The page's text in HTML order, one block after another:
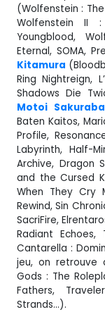
(Wolfenstein :
Wolfenstein II
Youngblood,
Eternal, SOMA,
Kitamura
Ring Nightreign,
Shadows Die
Motoi Sakuraba
Baten Kaitos,
Profile,
Labyrinth, Half-
Archive, Dragon
and the Cursed
When They Cry
Rewind, Sin
SacriFire,
Radiant
Cantarella :
jeu, on retrouve
Gods : The
Fathers,
Strands…).